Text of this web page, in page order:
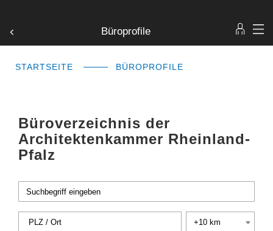
Büroprofile
STARTSEITE BÜROPROFILE
Büroverzeichnis der
Architektenkammer Rheinland-
Pfalz
+10 km